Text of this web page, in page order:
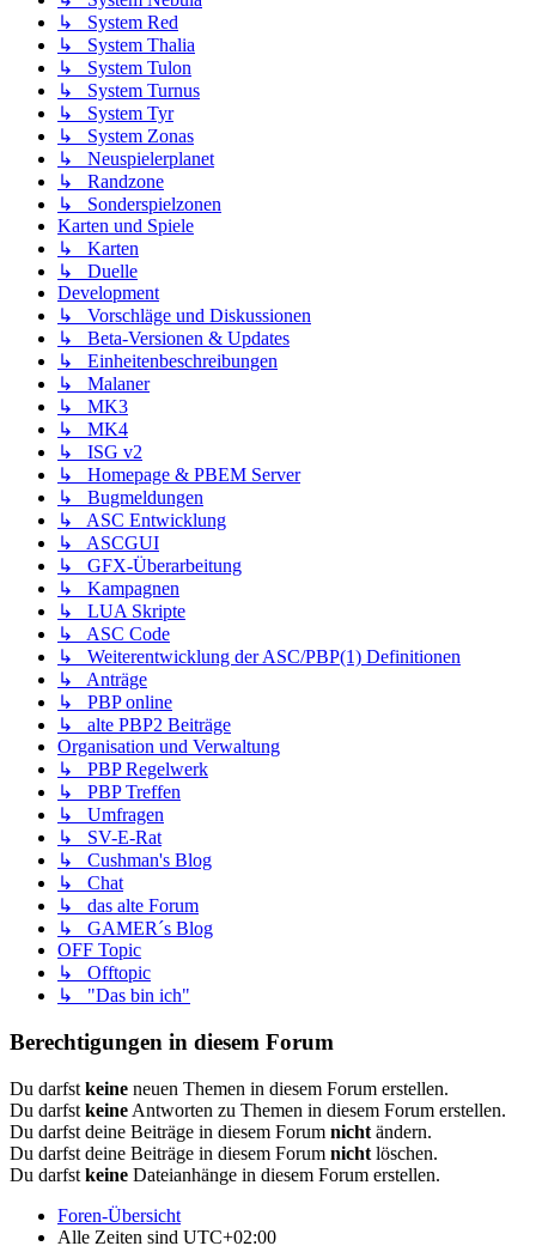
↳ System Red
↳ System Thalia
↳ System Tulon
↳ System Turnus
↳ System Tyr
↳ System Zonas
↳ Neuspielerplanet
↳ Randzone
↳ Sonderspielzonen
Karten und Spiele
↳ Karten
↳ Duelle
Development
↳ Vorschläge und Diskussionen
↳ Beta-Versionen & Updates
↳ Einheitenbeschreibungen
↳ Malaner
↳ MK3
↳ MK4
↳ ISG v2
↳ Homepage & PBEM Server
↳ Bugmeldungen
↳ ASC Entwicklung
↳ ASCGUI
↳ GFX-Überarbeitung
↳ Kampagnen
↳ LUA Skripte
↳ ASC Code
↳ Weiterentwicklung der ASC/PBP(1) Definitionen
↳ Anträge
↳ PBP online
↳ alte PBP2 Beiträge
Organisation und Verwaltung
↳ PBP Regelwerk
↳ PBP Treffen
↳ Umfragen
↳ SV-E-Rat
↳ Cushman's Blog
↳ Chat
↳ das alte Forum
↳ GAMER´s Blog
OFF Topic
↳ Offtopic
↳ "Das bin ich"
Berechtigungen in diesem Forum
Du darfst keine neuen Themen in diesem Forum erstellen.
Du darfst keine Antworten zu Themen in diesem Forum erstellen.
Du darfst deine Beiträge in diesem Forum nicht ändern.
Du darfst deine Beiträge in diesem Forum nicht löschen.
Du darfst keine Dateianhänge in diesem Forum erstellen.
Foren-Übersicht
Alle Zeiten sind UTC+02:00